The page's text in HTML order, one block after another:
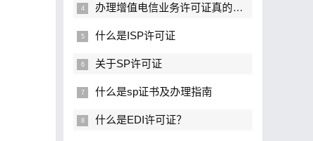
办理增值电信业务许可证真的很难吗？
什么是ISP许可证
关于SP许可证
什么是sp证书及办理指南
什么是EDI许可证？